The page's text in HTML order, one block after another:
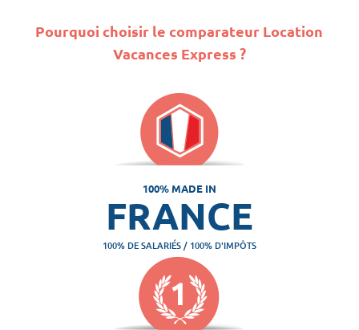
Pourquoi choisir le comparateur Location
Vacances Express ?
100% MADE IN
FRANCE
100% DE SALARIÉS / 100% D'IMPÔTS